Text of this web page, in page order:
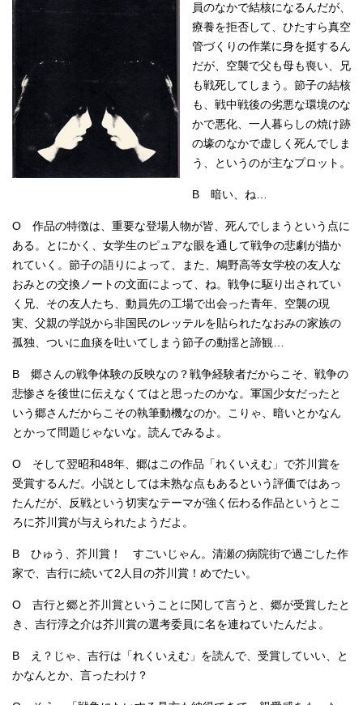
員のなかで結核になるんだが、
療養を拒否して、ひたすら真空
管づくりの作業に身を挺するん
だが、空襲で父も母も喪い、兄
も戦死してしまう。節子の結核
も、戦中戦後の劣悪な環境のな
かで悪化、一人暮らしの焼け跡
の壕のなかで虚しく死んでしま
う、というのが主なプロット。
B 暗い、ね…
O 作品の特徴は、重要な登場人物が皆、死んでしまうという点に
ある。とにかく、女学生のピュアな眼を通して戦争の悲劇が描か
れていく。節子の語りによって、また、鳩野高等女学校の友人な
おみとの交換ノートの文面によって、ね。戦争に駆り出されてい
く兄、その友人たち、動員先の工場で出会った青年、空襲の現
実、父親の学説から非国民のレッテルを貼られたなおみの家族の
孤独、ついに血痰を吐いてしまう節子の動揺と諦観…
B 郷さんの戦争体験の反映なの？戦争経験者だからこそ、戦争の
悲惨さを後世に伝えなくてはと思ったのかな。軍国少女だったと
いう郷さんだからこその執筆動機なのか。こりゃ、暗いとかなん
とかって問題じゃないな。読んでみるよ。
O そして翌昭和48年、郷はこの作品「れくいえむ」で芥川賞を
受賞するんだ。小説としては未熟な点もあるという評価ではあっ
たんだが、反戦という切実なテーマが強く伝わる作品というとこ
ろに芥川賞が与えられたようだよ。
B ひゅう、芥川賞！ すごいじゃん。清瀬の病院街で過ごした作
家で、吉行に続いて2人目の芥川賞！めでたい。
O 吉行と郷と芥川賞ということに関して言うと、郷が受賞したと
き、吉行淳之介は芥川賞の選考委員に名を連ねていたんだよ。
B え？じゃ、吉行は「れくいえむ」を読んで、受賞していい、と
かなんとか、言ったわけ？